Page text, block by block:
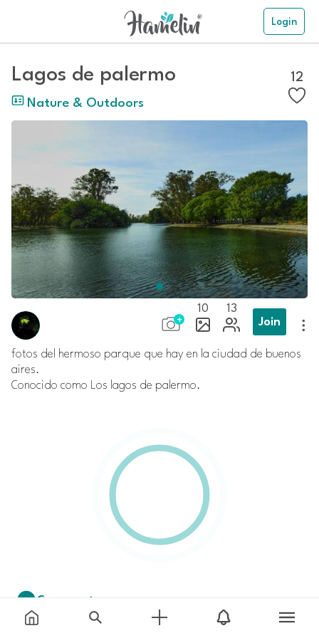
Login
Lagos de palermo
Nature & Outdoors
12
10
13
Join
fotos del hermoso parque que hay en la ciudad de buenos
aires.
Conocido como Los lagos de palermo.
Comment